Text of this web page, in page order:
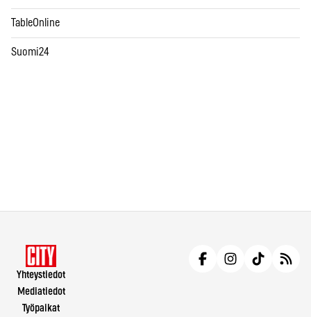
TableOnline
Suomi24
Yhteystiedot
Mediatiedot
Työpaikat